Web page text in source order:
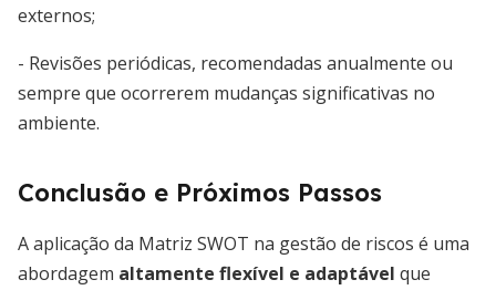
externos;
- Revisões periódicas, recomendadas anualmente ou
sempre que ocorrerem mudanças significativas no
ambiente.
Conclusão e Próximos Passos
A aplicação da Matriz SWOT na gestão de riscos é uma
abordagem altamente flexível e adaptável que